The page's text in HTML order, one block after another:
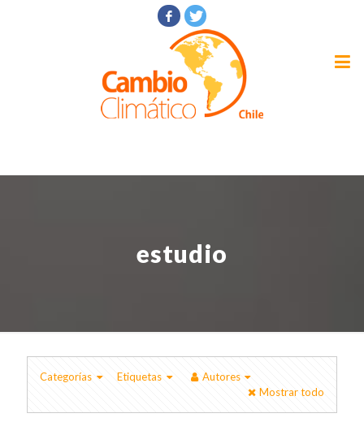
estudio
Categorías Etiquetas
Autores
Mostrar todo